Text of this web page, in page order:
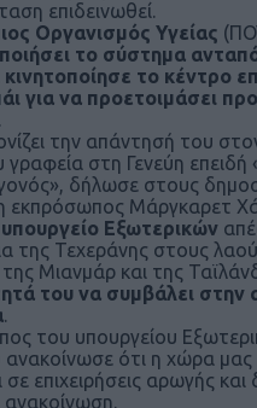
επιδεινωθεί.
Οργανισμός Υγείας
το σύστημα
κινητοποίησε το κέντρο
για να προετοιμάσει
.
την απάντησή του
γραφεία στη Γενεύη
δήλωσε στους
εκπρόσωπος Μάργκαρετ
υπουργείο Εξωτερικών
της Τεχεράνης στους
Μιανμάρ και της
του να συμβάλει στην
.
του υπουργείου
ότι η χώρα μας
σε επιχειρήσεις αρωγής